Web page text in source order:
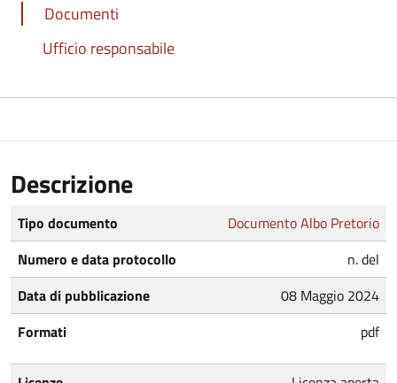
Documenti
Ufficio responsabile
Descrizione
Tipo documento
Documento Albo Pretorio
Numero e data protocollo
n. del
Data di pubblicazione
08 Maggio 2024
Formati
pdf